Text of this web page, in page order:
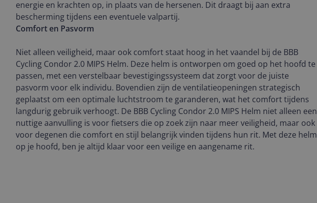
energie en krachten op, in plaats van de hersenen. Dit draagt bij aan extra
bescherming tijdens een eventuele valpartij.
Comfort en Pasvorm
Niet alleen veiligheid, maar ook comfort staat hoog in het vaandel bij de BBB
Cycling Condor 2.0 MIPS Helm. Deze helm is ontworpen om goed op het hoofd te
passen, met een verstelbaar bevestigingssysteem dat zorgt voor de juiste
pasvorm voor elk individu. Bovendien zijn de ventilatieopeningen strategisch
geplaatst om een optimale luchtstroom te garanderen, wat het comfort tijdens
langdurig gebruik verhoogt. De BBB Cycling Condor 2.0 MIPS Helm niet alleen een
nuttige aanvulling is voor fietsers die op zoek zijn naar meer veiligheid, maar ook
voor degenen die comfort en stijl belangrijk vinden tijdens hun rit. Met deze helm
op je hoofd, ben je altijd klaar voor een veilige en aangename rit.